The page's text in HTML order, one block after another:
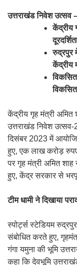
उत्तराखंड निवेश उत्सव
केंद्रीय
रुद्रपुर
केंद्रीय
केंद्रीय गृह मंत्री अमित
उत्तराखंड निवेश उत्सव-
दिसंबर 2023 में
हुए, एक लाख करोड़
पर गृह मंत्री अमित
हुए, केंद्र सरकार से
टीम धामी ने दिखाया
स्पोर्ट्स स्टेडियम
संबोधित करते हुए,
गंगा यमुना की भूमि
कहा कि देवभूमि